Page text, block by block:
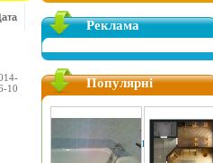
10
Реклама
Популярні
Здам на прокат
Новорічні костюми.